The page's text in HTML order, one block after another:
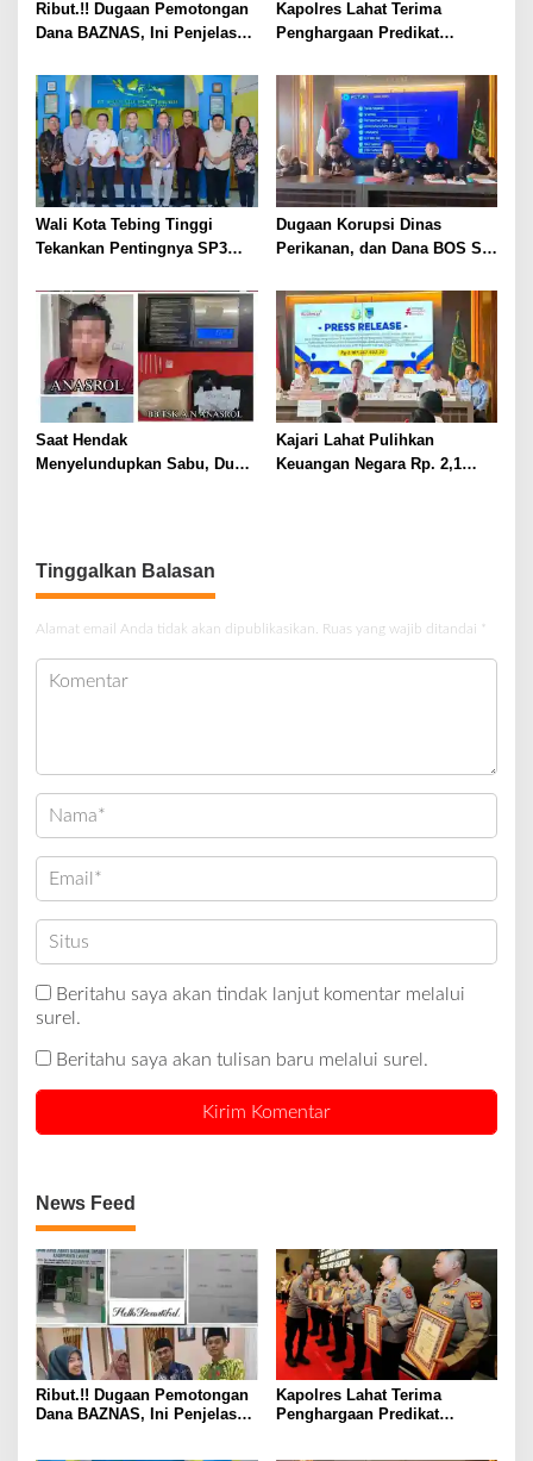
Ribut.!! Dugaan Pemotongan
Dana BAZNAS, Ini Penjelasan
Kapolres Lahat Terima
Penghargaan Predikat
Sumsel Tahun 2026
Wali Kota Tebing Tinggi
Tekankan Pentingnya SP3
Dugaan Korupsi Dinas
Perikanan, dan Dana BOS SD
Terus Dipertajam Kajari Lahat
Saat Hendak
Menyelundupkan Sabu, Dua
Kajari Lahat Pulihkan
Keuangan Negara Rp. 2,1
Tinggalkan Balasan
Alamat email Anda tidak akan dipublikasikan. Ruas yang wajib ditandai *
Beritahu saya akan tindak lanjut komentar melalui
surel.
Beritahu saya akan tulisan baru melalui surel.
News Feed
Ribut.!! Dugaan Pemotongan
Dana BAZNAS, Ini Penjelasan
Kapolres Lahat Terima
Penghargaan Predikat